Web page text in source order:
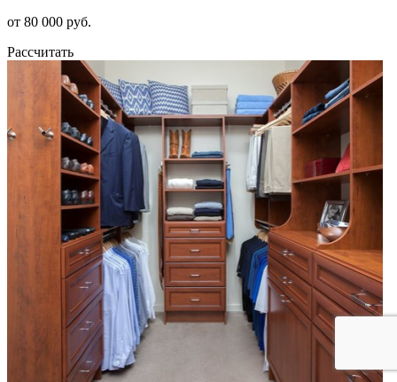
от 80 000 руб.
Рассчитать